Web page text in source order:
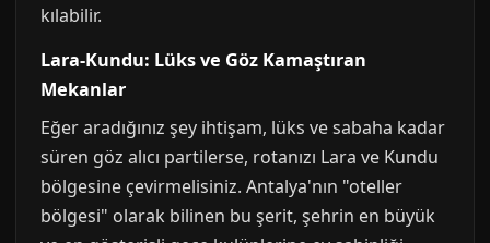
kılabilir.
Lara-Kundu: Lüks ve Göz Kamaştıran
Mekanlar
Eğer aradığınız şey ihtişam, lüks ve sabaha kadar
süren göz alıcı partilerse, rotanızı Lara ve Kundu
bölgesine çevirmelisiniz. Antalya'nın "oteller
bölgesi" olarak bilinen bu şerit, şehrin en büyük